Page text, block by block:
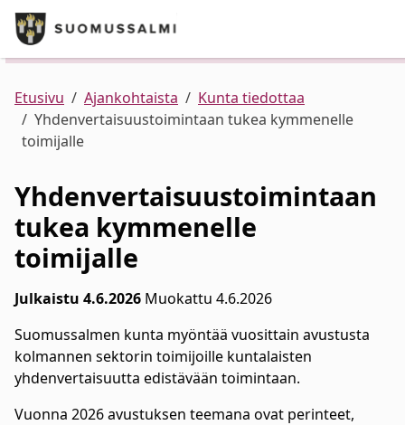
Siirry pääsisältöön
Puhelinluettelo/yhteystiedot
Palvelut
Ajankohtaista
Verkkokauppa
Kunta ja hallinto
Asuminen ja ympäristö
Varhaiskasvatus ja koulutus
Elinvoima
Kulttuuri, vapaa-aika ja nuoret
Etusivu Ajankohtaista
Kunta tiedottaa
Yhdenvertaisuustoimintaan tukea kymmenelle
toimijalle
Yhdenvertaisuustoimintaan
tukea kymmenelle
toimijalle
Julkaistu 4.6.2026 Muokattu 4.6.2026
Suomussalmen kunta myöntää vuosittain avustusta
kolmannen sektorin toimijoille kuntalaisten
yhdenvertaisuutta edistävään toimintaan.
Vuonna 2026 avustuksen teemana ovat perinteet,